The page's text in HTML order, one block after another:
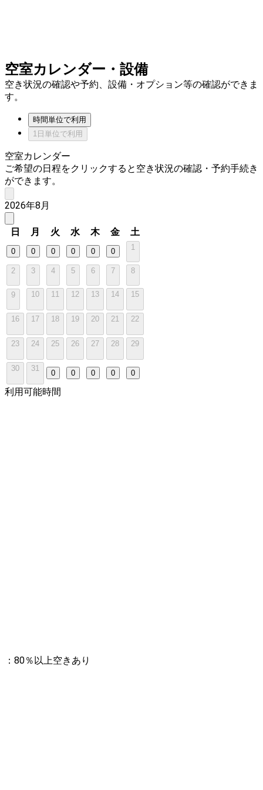
空室カレンダー・設備
空き状況の確認や予約、設備・オプション等の確認ができま
す。
時間単位で利用
1日単位で利用
空室カレンダー
ご希望の日程をクリックすると空き状況の確認・予約手続き
ができます。
2026年8月
日 月 火 水 木 金 土
0 0 0 0 0 0 1
2 3 4 5 6 7 8
9 10 11 12 13 14 15
16 17 18 19 20 21 22
23 24 25 26 27 28 29
30 31
0 0 0 0 0
利用可能時間
：80％以上空きあり